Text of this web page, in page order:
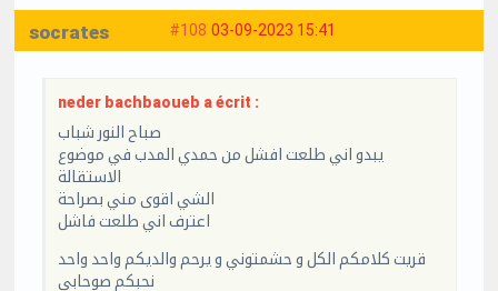
#108 03-09-2023 15:41
socrates
neder bachbaoueb a écrit :
صباح النور شباب
يبدو اني طلعت افشل من حمدي المدب في موضوع
الاستقالة
الشي اقوى مني بصراحة
اعترف اني طلعت فاشل
قريت كلامكم الكل و حشمتوني و يرحم والديكم واحد واحد
نحبكم صوحابي